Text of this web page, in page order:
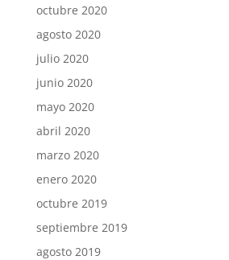
octubre 2020
agosto 2020
julio 2020
junio 2020
mayo 2020
abril 2020
marzo 2020
enero 2020
octubre 2019
septiembre 2019
agosto 2019